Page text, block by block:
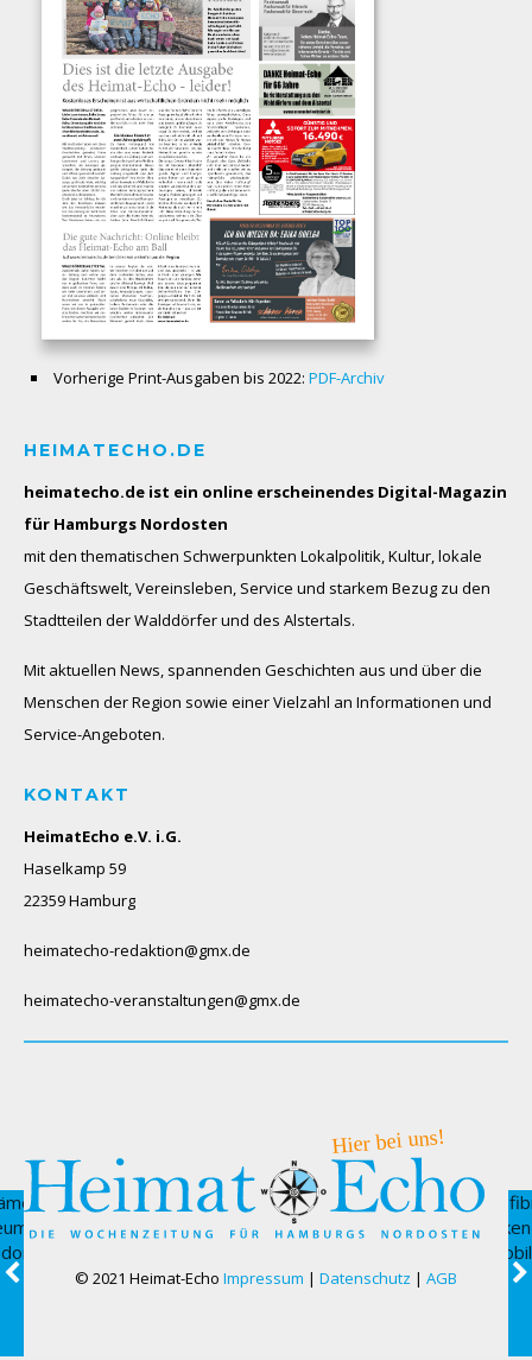
Vorherige Print-Ausgaben bis 2022: PDF-Archiv
HEIMATECHO.DE
heimatecho.de ist ein online erscheinendes Digital-Magazin
für Hamburgs Nordosten
mit den thematischen Schwerpunkten Lokalpolitik, Kultur, lokale
Geschäftswelt, Vereinsleben, Service und starkem Bezug zu den
Stadtteilen der Walddörfer und des Alstertals.
Mit aktuellen News, spannenden Geschichten aus und über die
Menschen der Region sowie einer Vielzahl an Informationen und
Service-Angeboten.
KONTAKT
HeimatEcho e.V. i.G.
Haselkamp 59
22359 Hamburg
heimatecho-redaktion@gmx.de
heimatecho-veranstaltungen@gmx.de
© 2021 Heimat-Echo Impressum | Datenschutz | AGB